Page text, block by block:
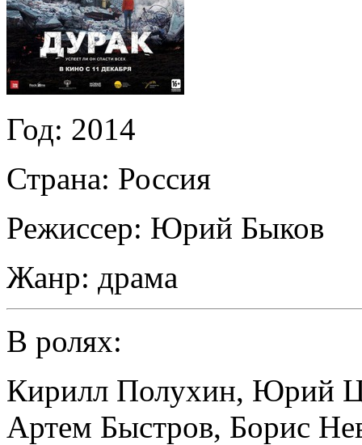
Год: 2014
Страна: Россия
Режиссер: Юрий Быков
Жанр: драма
В ролях:
Кирилл Полухин, Юрий
Артем Быстров, Борис